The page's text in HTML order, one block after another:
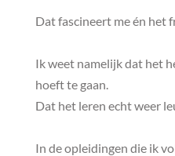
Dat fascineert me én het
Ik weet namelijk dat het
hoeft te gaan.
Dat het leren echt weer
In de opleidingen die ik